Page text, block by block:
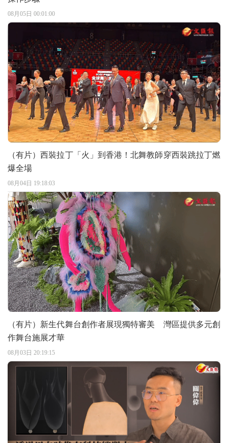
08月05日 00:01:00
（有片）西裝拉丁「火」到香港！北舞教師穿西裝跳拉丁燃
爆全場
08月04日 19:18:03
（有片）新生代舞台創作者展現獨特審美 灣區提供多元創
作舞台施展才華
08月03日 20:19:15